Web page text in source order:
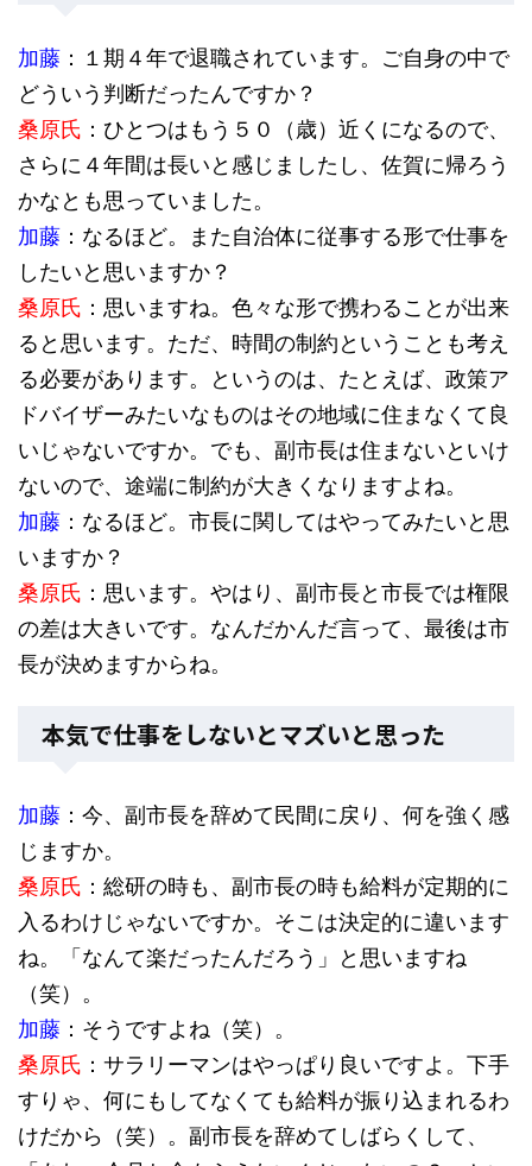
加藤 ：１期４年で退職されています。ご自身の中で
どういう判断だったんですか？
桑原氏 ：ひとつはもう５０（歳）近くになるので、
さらに４年間は長いと感じましたし、佐賀に帰ろう
かなとも思っていました。
加藤 ：なるほど。また自治体に従事する形で仕事を
したいと思いますか？
桑原氏 ：思いますね。色々な形で携わることが出来
ると思います。ただ、時間の制約ということも考え
る必要があります。というのは、たとえば、政策ア
ドバイザーみたいなものはその地域に住まなくて良
いじゃないですか。でも、副市長は住まないといけ
ないので、途端に制約が大きくなりますよね。
加藤 ：なるほど。市長に関してはやってみたいと思
いますか？
桑原氏 ：思います。やはり、副市長と市長では権限
の差は大きいです。なんだかんだ言って、最後は市
長が決めますからね。
本気で仕事をしないとマズいと思った
加藤 ：今、副市長を辞めて民間に戻り、何を強く感
じますか。
桑原氏 ：総研の時も、副市長の時も給料が定期的に
入るわけじゃないですか。そこは決定的に違います
ね。「なんて楽だったんだろう」と思いますね
（笑）。
加藤 ：そうですよね（笑）。
桑原氏 ：サラリーマンはやっぱり良いですよ。下手
すりゃ、何にもしてなくても給料が振り込まれるわ
けだから（笑）。副市長を辞めてしばらくして、